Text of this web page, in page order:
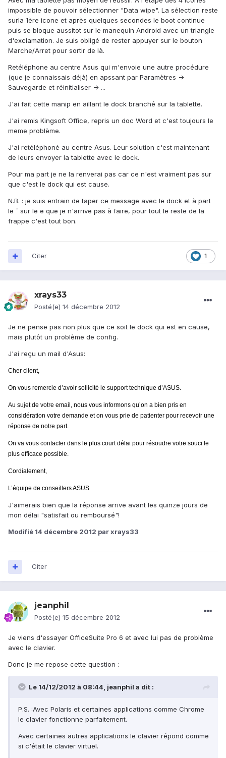
impossible de pouvoir sélectionner "Data wipe". La sélection reste
surla 1ère icone et après quelques secondes le boot continue
puis se bloque aussitot sur le manequin Android avec un triangle
d'exclamation. Je suis obligé de rester appuyer sur le bouton
Marche/Arret pour sortir de là.
Retéléphone au centre Asus qui m'envoie une autre procédure
(que je connaissais déjà) en apssant par Paramètres ->
Sauvegarde et réinitialiser -> ...
J'ai fait cette manip en aillant le dock branché sur la tablette.
J'ai remis Kingsoft Office, repris un doc Word et c'est toujours le
meme problème.
J'ai retéléphoné au centre Asus. Leur solution c'est maintenant
de leurs envoyer la tablette avec le dock.
Pour ma part je ne la renverai pas car ce n'est vraiment pas sur
que c'est le dock qui est cause.
N.B. : je suis entrain de taper ce message avec le dock et à part
le ˆ sur le e que je n'arrive pas à faire, pour tout le reste de la
frappe c'est tout bon.
1
Citer
xrays33
Posté(e) 14 décembre 2012
Je ne pense pas non plus que ce soit le dock qui est en cause,
mais plutôt un problème de config.
J'ai reçu un mail d'Asus:
Cher client,
On vous remercie d’avoir sollicité le support technique d’ASUS.
Au sujet de votre email, nous vous informons qu’on a bien pris en
considération votre demande et on vous prie de patienter pour recevoir une
réponse de notre part.
On va vous contacter dans le plus court délai pour résoudre votre souci le
plus efficace possible.
Cordialement,
L’équipe de conseillers ASUS
J'aimerais bien que la réponse arrive avant les quinze jours de
mon délai "satisfait ou remboursé"!
Modifié 14 décembre 2012 par xrays33
Citer
jeanphil
Posté(e) 15 décembre 2012
Je viens d'essayer OfficeSuite Pro 6 et avec lui pas de problème
avec le clavier.
Donc je me repose cette question :
Le 14/12/2012 à 08:44, jeanphil a dit :
P.S. :Avec Polaris et certaines applications comme Chrome
le clavier fonctionne parfaitement.
Avec certaines autres applications le clavier répond comme
si c'était le clavier virtuel.